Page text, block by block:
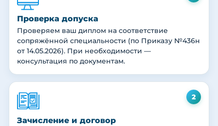
Проверка допуска
Проверяем ваш диплом на соответствие
сопряжённой специальности (по Приказу №436н
от 14.05.2026). При необходимости —
консультация по документам.
2
Зачисление и договор